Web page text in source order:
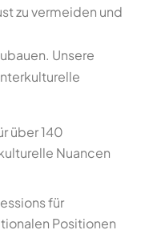
zu vermeiden und
Unsere
über 140
Nuancen
für
Positionen